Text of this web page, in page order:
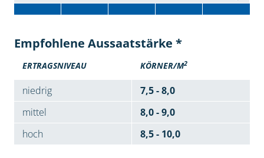
Empfohlene Aussaatstärke *
ERTRAGSNIVEAU KÖRNER/M2
niedrig
7,5 - 8,0
mittel
8,0 - 9,0
hoch
8,5 - 10,0